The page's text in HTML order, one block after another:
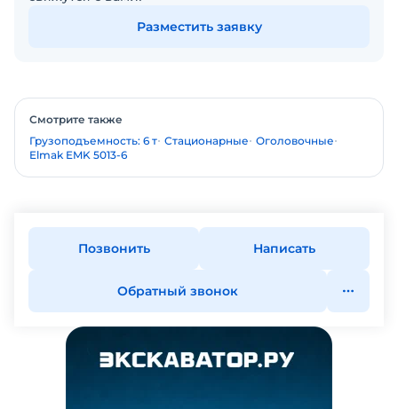
Разместить заявку
Смотрите также
Грузоподъемность: 6 т Стационарные Оголовочные
Elmak EMK 5013-6
Позвонить Написать
Обратный звонок